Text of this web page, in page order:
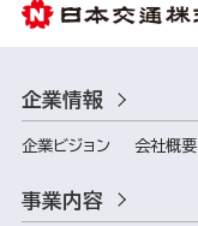
企業情報
企業ビジョン 会社概要
事業内容